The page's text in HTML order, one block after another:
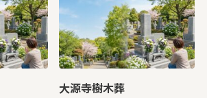
大源寺樹木葬